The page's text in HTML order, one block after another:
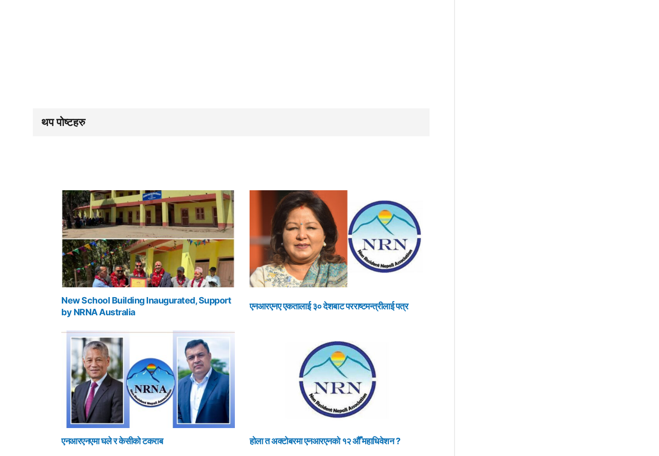
थप पोष्टहरु
New School Building Inaugurated, Support
by NRNA Australia
एनआरएनए एकतालाई ३० देशबाट परराष्टमन्त्रीलाई पत्र
एनआरएनएमा घले र केसीको टकराब होला त अक्टोबरमा एनआरएनको १२ औँ महाधिवेशन ?